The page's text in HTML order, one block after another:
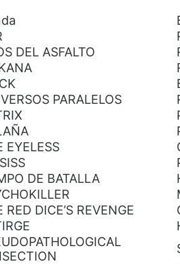
DEL ASFALTO
PARALELOS
EYELESS
DE BATALLA
RED DICE’S REVENGE